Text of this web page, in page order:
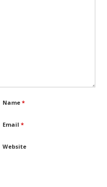
Name *
Email *
Website